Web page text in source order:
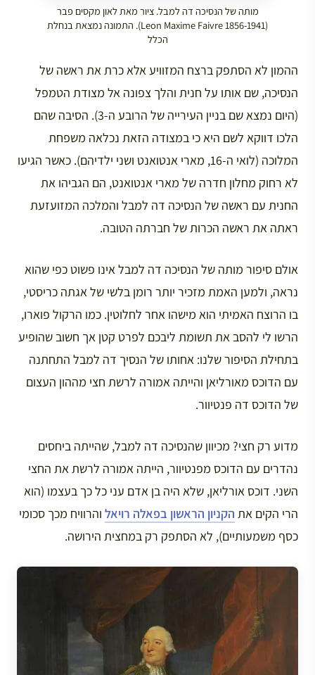
מותה של הנסיכה דה למבל. ציור מאת לאון מקסים פבר
(Leon Maxime Faivre 1856-1941). התמונה נמצאת בנחלת
הכלל
ההמון לא הסתפק ברצח המזוויע אלא כרת את ראשה של
הנסיכה, שם אותו על חנית והלך צפונה אל מצודת הטמפל
(היום נמצא שם בניין העירייה של הרובע ה-3). הסיבה שהם
הלכו דווקא לשם היא כי במצודה הזאת נכלאה משפחת
המלוכה (לואי ה-16, מארי אנטואנט ושני ילדיהם). כאשר הגיעו
לא רחוק מחלון חדרה של מארי אנטואנט, הם הגביהו את
החנית עם ראשה של הנסיכה דה למבל והמלכה המזועזעת
ראתה את ראשה הכרות של חברתה הטובה.
אולם סיפור מותה של הנסיכה דה למבל אינו פשוט כפי שהוא
נראה, ולמען האמת מזכיר יותר רומן בלשי של אגתה כריסטי,
בו הרוצח האמיתי הוא מישהו אחר לחלוטין. כמו הרקול פוארו,
הרשו לי להסב את תשומת ליבכם לפרט קטן אך חשוב שהופיע
בתחילת הסיפור שלנו: אחותו של הנסיך דה למבל התחתנה
עם הדוכס מאורליאן והייתה אמורה לרשת חצי מההון העצום
של הדוכס דה פנטיוור.
מדוע רק חצי? מכיוון שהנסיכה דה למבל, שהייתה ביחסים
נהדרים עם הדוכס מפנטיוור, הייתה אמורה לרשת את החצי
השני. דוכס אורליאן, שלא היה בן אדם עני כל כך בעצמו (הוא
הרי הקים את הקניון הראשון בפאלה רויאל והרוויח מכך סכומי
כסף משמעותיים), לא הסתפק רק במחצית הירושה.